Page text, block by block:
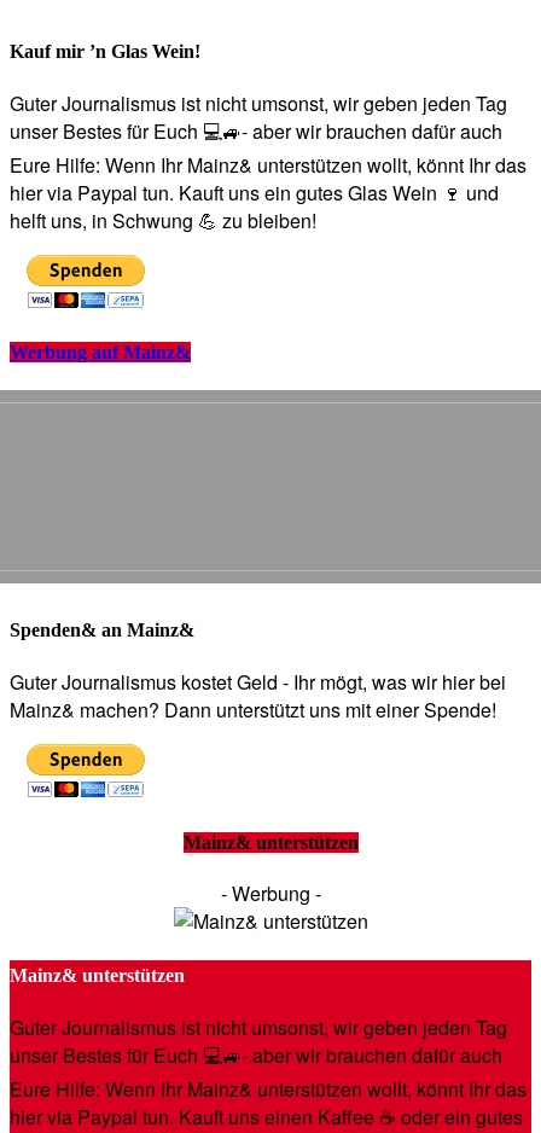
Kauf mir ’n Glas Wein!
Guter Journalismus ist nicht umsonst, wir geben jeden Tag
unser Bestes für Euch 💻🚙- aber wir brauchen dafür auch
Eure Hilfe: Wenn Ihr Mainz& unterstützen wollt, könnt Ihr das
hier via Paypal tun. Kauft uns ein gutes Glas Wein 🍷 und
helft uns, in Schwung 💪 zu bleiben!
Werbung auf Mainz&
Spenden& an Mainz&
Guter Journalismus kostet Geld - Ihr mögt, was wir hier bei
Mainz& machen? Dann unterstützt uns mit einer Spende!
Mainz& unterstützen
- Werbung -
Mainz& unterstützen
Guter Journalismus ist nicht umsonst, wir geben jeden Tag
unser Bestes für Euch 💻🚙- aber wir brauchen dafür auch
Eure Hilfe: Wenn Ihr Mainz& unterstützen wollt, könnt Ihr das
hier via Paypal tun. Kauft uns einen Kaffee ☕️ oder ein gutes